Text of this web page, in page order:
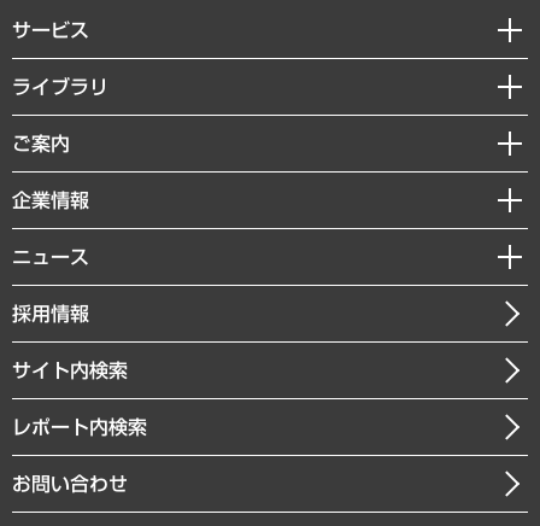
サービス
経営戦略
組織・人事戦略
デジタルイノベーション
共生・ダイバーシティ
GRC（ガバナンス・リスク・コンプライアンス）・防災（政策）
経済・産業・雇用・労働
まちづくり・観光・交通・スポーツ・スマートシティ
自然資源・農林水産業・食料システム
ライブラリ
経済調査
レポート
コラム
経営用語集
受託・受注実績（官公庁関連）
メディア掲載・出演
ご案内
セミナー・イベント情報
MUFGビジネスセミナー
受託案件情報
企業情報
私たちの想い
社長メッセージ
会社概要
沿革
組織図・本部部室紹介
インドネシア現地法人
ニュース
ニュースリリース
お知らせ
採用情報
サイト内検索
レポート内検索
お問い合わせ